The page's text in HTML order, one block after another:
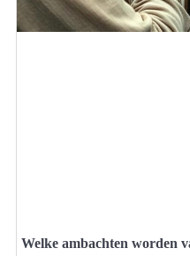
Welke ambachten worden